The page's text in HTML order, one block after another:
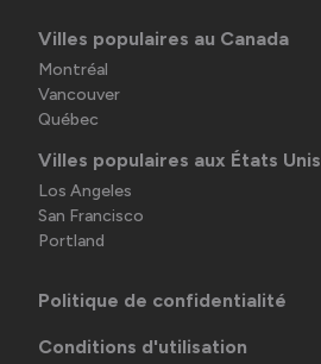
Villes populaires au Canada
Montréal
Vancouver
Québec
Villes populaires aux États Unis
Los Angeles
San Francisco
Portland
Politique de confidentialité
Conditions d'utilisation